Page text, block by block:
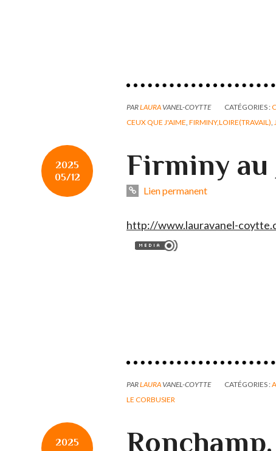
PARLAURA VANEL-COYTTE CATÉGORIES :
CEUX QUE J'AIME FIRMINY,LOIRE(TRAVAIL)
2025
05/12
Firminy au
Lien permanent
http://www.lauravanel-
PARLAURA VANEL-COYTTE CATÉGORIES :
LE CORBUSIER
2025